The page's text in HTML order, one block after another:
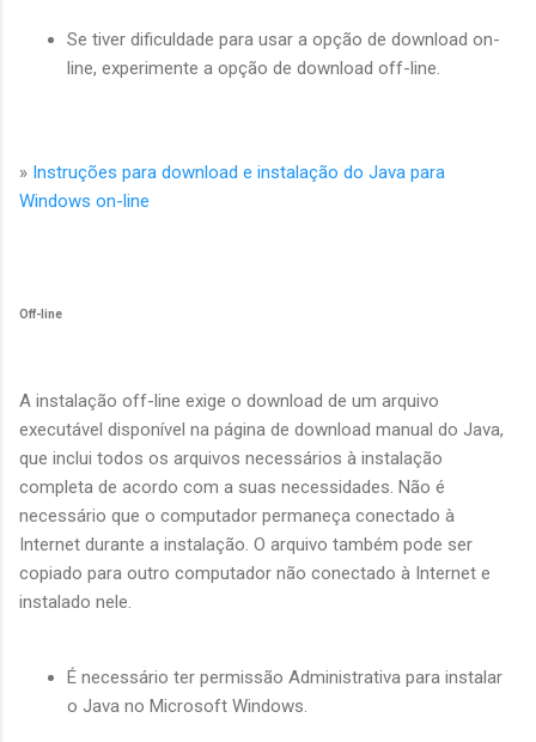
Se tiver dificuldade para usar a opção de download on-
line, experimente a opção de download off-line.
» Instruções para download e instalação do Java para
Windows on-line
Off-line
A instalação off-line exige o download de um arquivo
executável disponível na página de download manual do Java,
que inclui todos os arquivos necessários à instalação
completa de acordo com a suas necessidades. Não é
necessário que o computador permaneça conectado à
Internet durante a instalação. O arquivo também pode ser
copiado para outro computador não conectado à Internet e
instalado nele.
É necessário ter permissão Administrativa para instalar
o Java no Microsoft Windows.